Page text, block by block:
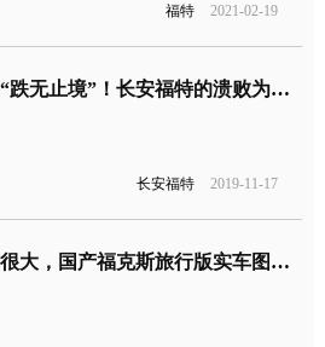
福特 2021-02-19
销量“跌无止境”！长安福特的溃败为何愈演愈烈
长安福特 2019-11-17
差别很大，国产福克斯旅行版实车图来了